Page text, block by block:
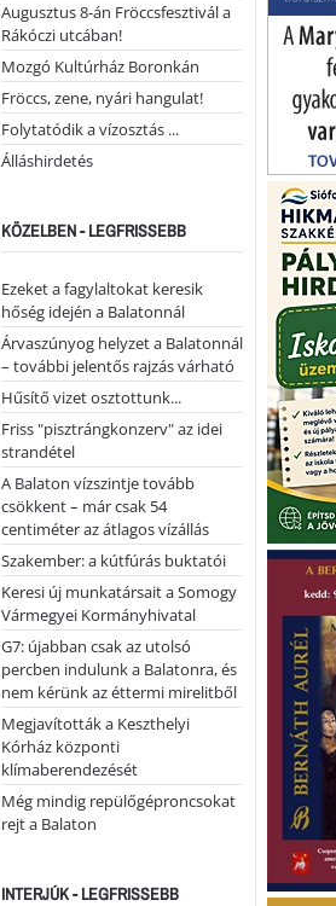
Augusztus 8-án Fröccsfesztivál a
Rákóczi utcában!
Mozgó Kultúrház Boronkán
Fröccs, zene, nyári hangulat!
Folytatódik a vízosztás ...
Álláshirdetés
KÖZELBEN - LEGFRISSEBB
Ezeket a fagylaltokat keresik
hőség idején a Balatonnál
Árvaszúnyog helyzet a Balatonnál
– további jelentős rajzás várható
Hűsítő vizet osztottunk...
Friss "pisztrángkonzerv" az idei
strandétel
A Balaton vízszintje tovább
csökkent – már csak 54
centiméter az átlagos vízállás
Szakember: a kútfúrás buktatói
Keresi új munkatársait a Somogy
Vármegyei Kormányhivatal
G7: újabban csak az utolsó
percben indulunk a Balatonra, és
nem kérünk az éttermi mirelitből
Megjavították a Keszthelyi
Kórház központi
klímaberendezését
Még mindig repülőgéproncsokat
rejt a Balaton
INTERJÚK - LEGFRISSEBB